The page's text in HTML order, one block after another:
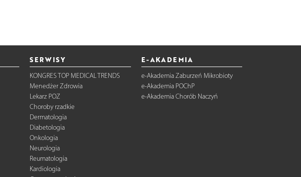
SERWISY
KONGRES TOP MEDICAL TRENDS
Menedżer Zdrowia
Lekarz POZ
Choroby rzadkie
Dermatologia
Diabetologia
Onkologia
Neurologia
Reumatologia
Kardiologia
E-AKADEMIA
e-Akademia Zaburzeń Mikrobioty
e-Akademia POChP
e-Akademia Chorób Naczyń